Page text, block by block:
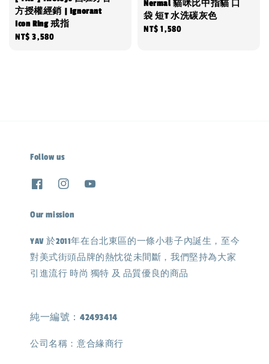
方授權經銷 | Ignorant
Icon Ring 戒指
Regular
NT$ 3,580
Nermal 貓咪比中指貓 口
袋 短T 水洗碳灰色
Regular
NT$ 1,580
Follow us
Our mission
YAV 於2011年在台北東區的一條小巷子內誕生，至今
對美式街頭品牌的熱忱從未間斷，我們堅持為大家
引進流行 時尚 獨特 及 品質優良的商品
純一編號：42493414
公司名稱：意合緣商行